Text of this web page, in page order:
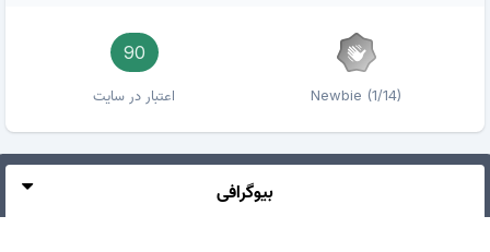
Newbie (1/14)
90
اعتبار در سایت
بیوگرافی